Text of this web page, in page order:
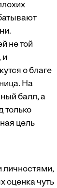
не той
и
о благе
На
балл, а
только
цель
личностями,
оценка чуть